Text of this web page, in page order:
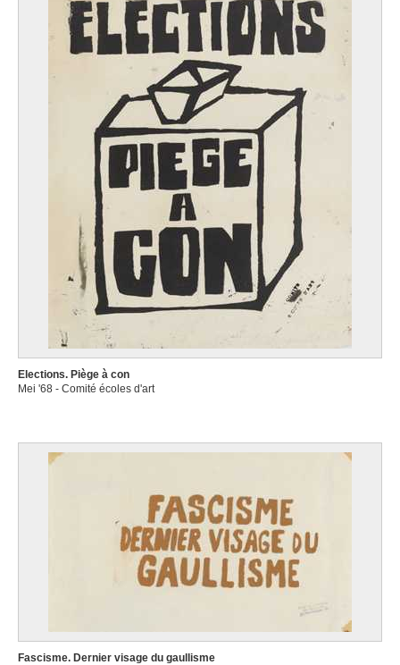
Elections. Piège à con
Mei '68 - Comité écoles d'art
Fascisme. Dernier visage du gaullisme